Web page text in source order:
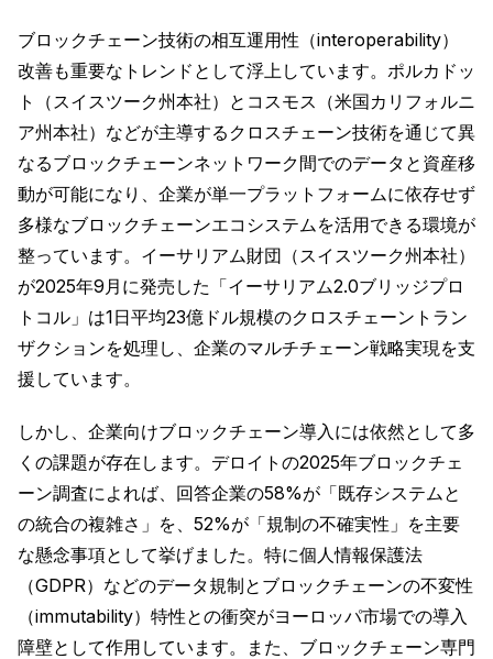
ブロックチェーン技術の相互運用性（interoperability）
改善も重要なトレンドとして浮上しています。ポルカドッ
ト（スイスツーク州本社）とコスモス（米国カリフォルニ
ア州本社）などが主導するクロスチェーン技術を通じて異
なるブロックチェーンネットワーク間でのデータと資産移
動が可能になり、企業が単一プラットフォームに依存せず
多様なブロックチェーンエコシステムを活用できる環境が
整っています。イーサリアム財団（スイスツーク州本社）
が2025年9月に発売した「イーサリアム2.0ブリッジプロ
トコル」は1日平均23億ドル規模のクロスチェーントラン
ザクションを処理し、企業のマルチチェーン戦略実現を支
援しています。
しかし、企業向けブロックチェーン導入には依然として多
くの課題が存在します。デロイトの2025年ブロックチェ
ーン調査によれば、回答企業の58%が「既存システムと
の統合の複雑さ」を、52%が「規制の不確実性」を主要
な懸念事項として挙げました。特に個人情報保護法
（GDPR）などのデータ規制とブロックチェーンの不変性
（immutability）特性との衝突がヨーロッパ市場での導入
障壁として作用しています。また、ブロックチェーン専門